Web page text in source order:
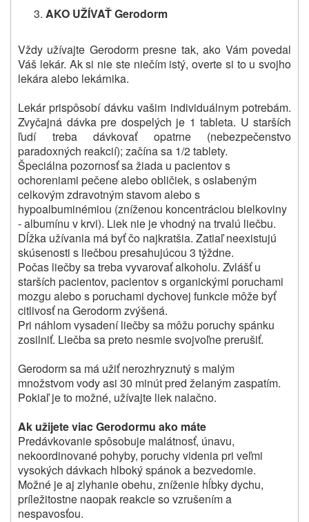
AKO UŽÍVAŤ Gerodorm
Vždy užívajte Gerodorm presne tak, ako Vám povedal
Váš lekár. Ak si nie ste niečím istý, overte si to u svojho
lekára alebo lekárnika.
Lekár prispôsobí dávku vašim individuálnym potrebám.
Zvyčajná dávka pre dospelých je 1 tableta. U starších
ľudí treba dávkovať opatrne (nebezpečenstvo
paradoxných reakcií); začína sa 1/2 tablety.
Špeciálna pozornosť sa žiada u pacientov s
ochoreniami pečene alebo obličiek, s oslabeným
celkovým zdravotným stavom alebo s
hypoalbuminémiou (zníženou koncentráciou bielkoviny
- albumínu v krvi). Liek nie je vhodný na trvalú liečbu.
Dĺžka užívania má byť čo najkratšia. Zatiaľ neexistujú
skúsenosti s liečbou presahujúcou 3 týždne.
Počas liečby sa treba vyvarovať alkoholu. Zvlášť u
starších pacientov, pacientov s organickými poruchami
mozgu alebo s poruchami dychovej funkcie môže byť
citlivosť na Gerodorm zvýšená.
Pri náhlom vysadení liečby sa môžu poruchy spánku
zosilniť. Liečba sa preto nesmie svojvoľne prerušiť.
Gerodorm sa má užiť nerozhryznutý s malým
množstvom vody asi 30 minút pred želaným zaspatím.
Pokiaľ je to možné, užívajte liek nalačno.
Ak užijete viac Gerodormu ako máte
Predávkovanie spôsobuje malátnosť, únavu,
nekoordinované pohyby, poruchy videnia pri veľmi
vysokých dávkach hlboký spánok a bezvedomie.
Možné je aj zlyhanie obehu, zníženie hĺbky dychu,
príležitostne naopak reakcie so vzrušením a
nespavosťou.